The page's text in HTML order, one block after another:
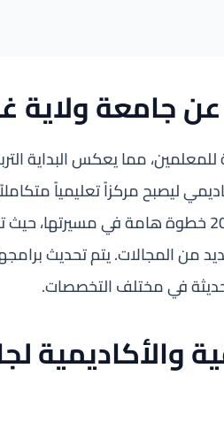
عن جامعة ولاية
مما يعكس البداية
ليصبح مركزاً تعليمياً
التحول إلى جامعة في عام 2000 خطوة هامة
من المجالات. يتم تحديث
في مختلف التخصصات.
والأكاديمية